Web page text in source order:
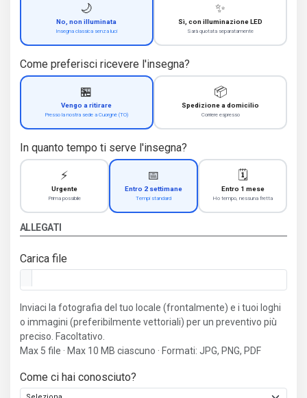
🌙
No, non illuminata
Insegna classica senza luci
✨
Sì, con illuminazione LED
Sarà quotata separatamente
Come preferisci ricevere l'insegna?
🏪
Vengo a ritirare
Presso la nostra sede a Cuorgnè (TO)
📦
Spedizione a domicilio
Corriere espresso
In quanto tempo ti serve l'insegna?
⚡
Urgente
Prima possibile
📅
Entro 2 settimane
Tempi standard
🗓️
Entro 1 mese
Ho tempo, nessuna fretta
ALLEGATI
Carica file
Inviaci la fotografia del tuo locale (frontalmente) e i tuoi loghi
o immagini (preferibilmente vettoriali) per un preventivo più
preciso. Facoltativo.
Max 5 file · Max 10 MB ciascuno · Formati: JPG, PNG, PDF
Come ci hai conosciuto?